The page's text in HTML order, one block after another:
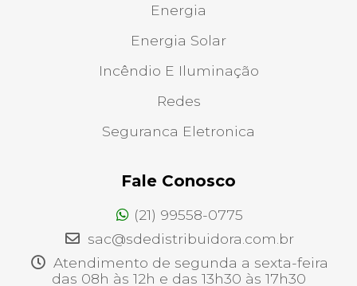
Energia
Energia Solar
Incêndio E Iluminação
Redes
Seguranca Eletronica
Fale Conosco
(21) 99558-0775
sac@sdedistribuidora.com.br
Atendimento de segunda a sexta-feira
das 08h às 12h e das 13h30 às 17h30